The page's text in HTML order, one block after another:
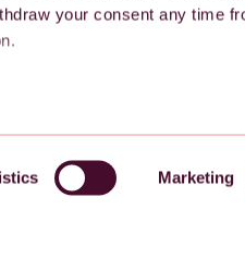
your consent any time
characteristics
Marketing
Book a demo